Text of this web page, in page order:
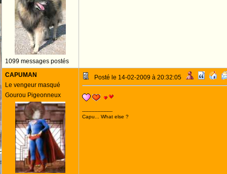
1099 messages postés
CAPUMAN
Le vengeur masqué
Gourou Pigeonneux
Posté le 14-02-2009 à 20:32:05
--------------------
Capu... What else ?